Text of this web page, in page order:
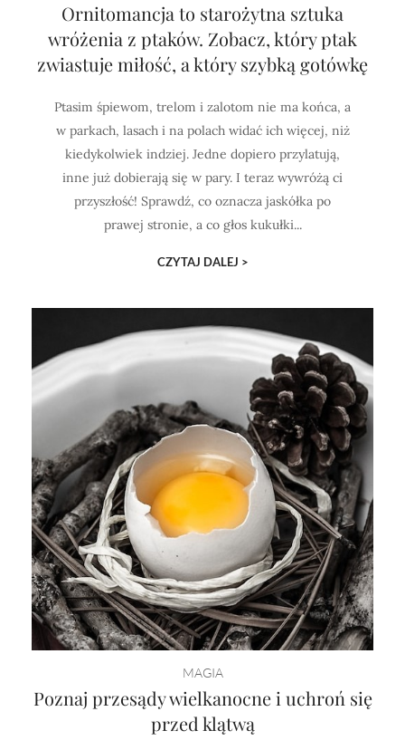
Ornitomancja to starożytna sztuka
wróżenia z ptaków. Zobacz, który ptak
zwiastuje miłość, a który szybką gotówkę
Ptasim śpiewom, trelom i zalotom nie ma końca, a
w parkach, lasach i na polach widać ich więcej, niż
kiedykolwiek indziej. Jedne dopiero przylatują,
inne już dobierają się w pary. I teraz wywróżą ci
przyszłość! Sprawdź, co oznacza jaskółka po
prawej stronie, a co głos kukułki...
CZYTAJ DALEJ >
MAGIA
Poznaj przesądy wielkanocne i uchroń się
przed klątwą